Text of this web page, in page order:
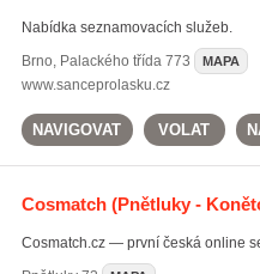
Nabídka seznamovacích služeb.
Brno, Palackého třída 773 MAPA
www.sanceprolasku.cz
NAVIGOVAT VOLAT
Cosmatch(Pnětluky -
Cosmatch.cz — první česká online